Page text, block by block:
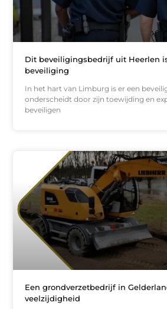
Dit beveiligingsbedrijf uit Heerlen
beveiliging
In het hart van Limburg is er een
onderscheidt door zijn toewijding en
beveiligen
Een grondverzetbedrijf in
veelzijdigheid